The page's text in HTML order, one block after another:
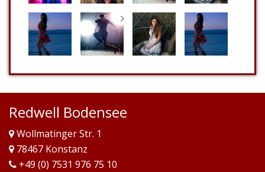
Redwell Bodensee
Wollmatinger Str. 1
78467 Konstanz
+49 (0) 7531 976 75 10